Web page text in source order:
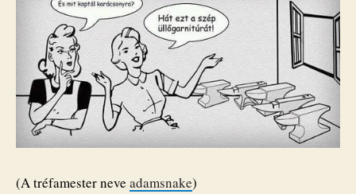
(A tréfamester neve adamsnake)